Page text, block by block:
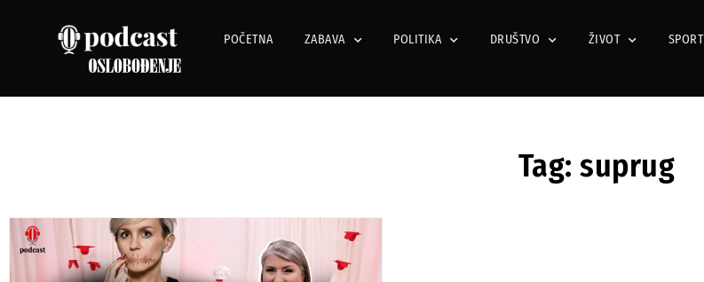
POČETNA ZABAVA POLITIKA DRUŠTVO ŽIVOT SPORT
Tag: suprug